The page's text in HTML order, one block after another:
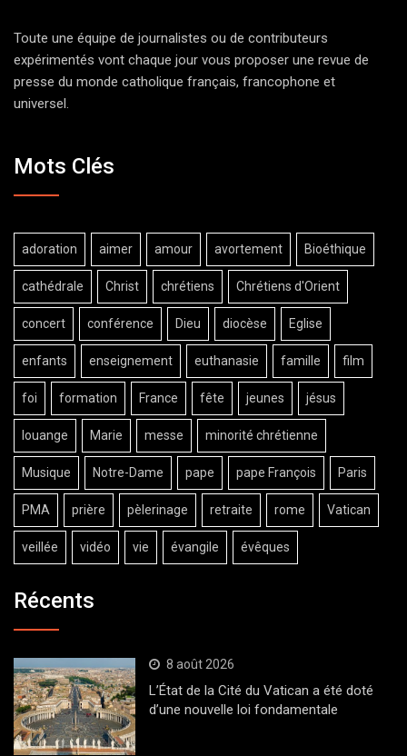
Toute une équipe de journalistes ou de contributeurs
expérimentés vont chaque jour vous proposer une revue de
presse du monde catholique français, francophone et
universel.
Mots Clés
adoration aimer amour avortement Bioéthique
cathédrale Christ chrétiens Chrétiens d'Orient
concert conférence Dieu diocèse Eglise
enfants enseignement euthanasie famille film
foi formation France fête jeunes jésus
louange Marie messe minorité chrétienne
Musique Notre-Dame pape pape François Paris
PMA prière pèlerinage retraite rome Vatican
veillée vidéo vie évangile évêques
Récents
8 août 2026
L’État de la Cité du Vatican a été doté
d’une nouvelle loi fondamentale